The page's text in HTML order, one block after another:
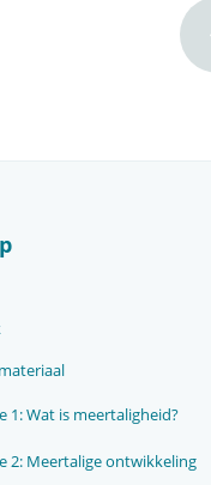
1: Wat is meertaligheid?
2: Meertalige ontwikkeling